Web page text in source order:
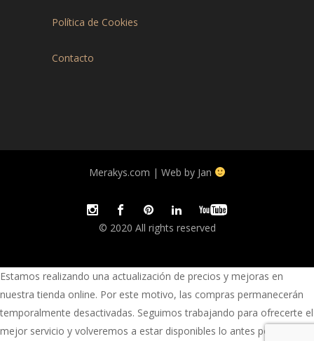
Política de Cookies
Contacto
Merakys.com | Web by Jan
© 2020 All rights reserved
Estamos realizando una actualización de precios y mejoras en
nuestra tienda online. Por este motivo, las compras permanecerán
temporalmente desactivadas. Seguimos trabajando para ofrecerte el
mejor servicio y volveremos a estar disponibles lo antes posible.